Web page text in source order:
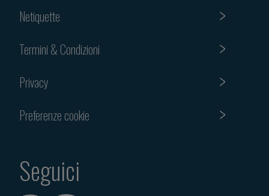
Netiquette
Termini & Condizioni
Privacy
Preferenze cookie
Seguici